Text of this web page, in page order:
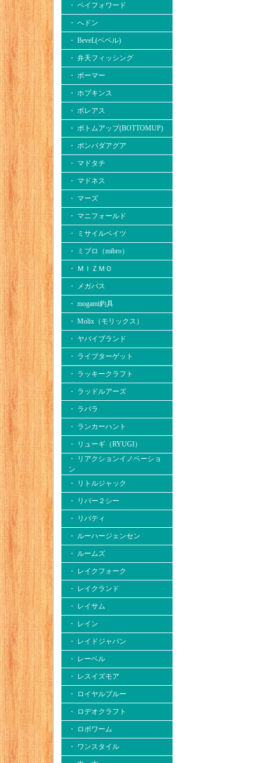
・ ペイフォワード
・ へドン
・ BeveL(ベベル)
・ 弁天フィッシング
・ ボーマー
・ ホプキンス
・ ボレアス
・ ボトムアップ(BOTTOMUP)
・ ボンバダアグア
・ マドタチ
・ マドネス
・ マーズ
・ マニフォールド
・ ミサイルベイツ
・ ミブロ（mibro）
・ ＭＩＺＭＯ
・ メガバス
・ mogami釣具
・ Molix（モリックス）
・ ヤバイブランド
・ ライブターゲット
・ ラッキークラフト
・ ラッドルアーズ
・ ラパラ
・ ランカーハント
・ リューギ（RYUGI）
・ リアクションイノベーショ
ン
・ リトルジャック
・ リバー２シー
・ リバティ
・ ルーハージェンセン
・ ルームズ
・ レイクフォーク
・ レイクランド
・ レイサム
・ レイン
・ レイドジャパン
・ レーベル
・ レスイズモア
・ ロイヤルブルー
・ ロデオクラフト
・ ロボワーム
・ ワンスタイル